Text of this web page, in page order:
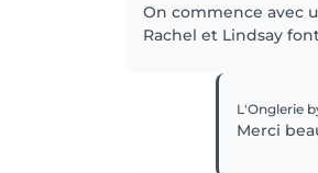
On commence avec
Rachel et Lindsay
L'Onglerie
Merci